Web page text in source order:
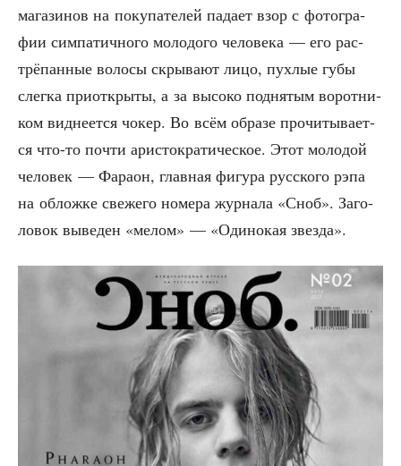
мага­зи­нов на поку­па­те­лей пада­ет взор с фото­гра­
фии сим­па­тич­но­го моло­до­го чело­ве­ка — его рас­
трё­пан­ные воло­сы скры­ва­ют лицо, пух­лые губы
слег­ка при­от­кры­ты, а за высо­ко под­ня­тым ворот­ни­
ком вид­не­ет­ся чокер. Во всём обра­зе про­чи­ты­ва­ет­
ся что-то почти ари­сто­кра­ти­че­ское. Этот моло­дой
чело­век — Фара­он, глав­ная фигу­ра рус­ско­го рэпа
на облож­ке све­же­го номе­ра жур­на­ла «Сноб». Заго­
ло­вок выве­ден «мелом» — «Оди­но­кая звезда».